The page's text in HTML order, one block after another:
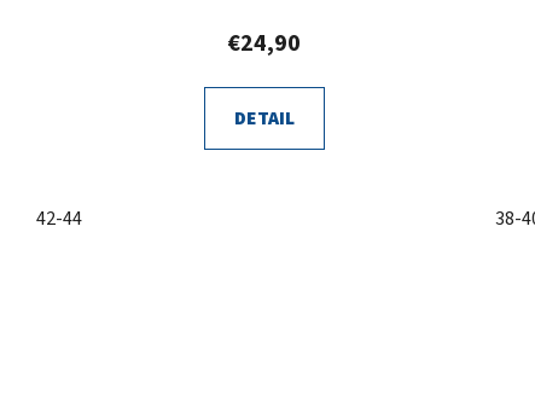
€24,90
DETAIL
42-44 38-